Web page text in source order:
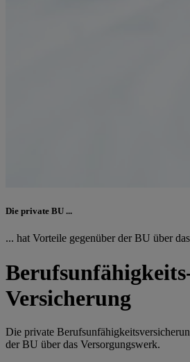
Die private BU ...
... hat Vorteile gegenüber der BU über
Versicherung
Die private
der BU über das Versorgungswerk.